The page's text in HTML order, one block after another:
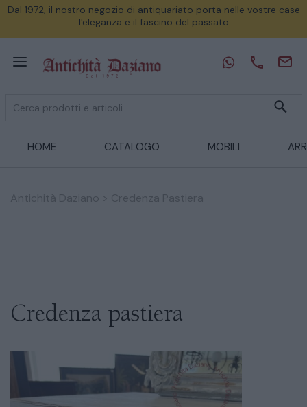
Dal 1972, il nostro negozio di antiquariato porta nelle vostre case
l'eleganza e il fascino del passato
HOME CATALOGO MOBILI
Antichità Daziano Credenza Pastiera
Credenza pastiera